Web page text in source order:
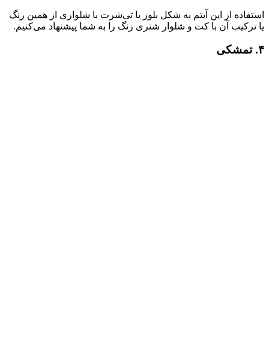
استفاده از این آیتم به شکل بلوز یا تی‌شرت با شلواری از همین رنگ
یا ترکیب آن با کت و شلوار شتری رنگ را به شما پیشنهاد می‌کنیم.
۴. تمشکی